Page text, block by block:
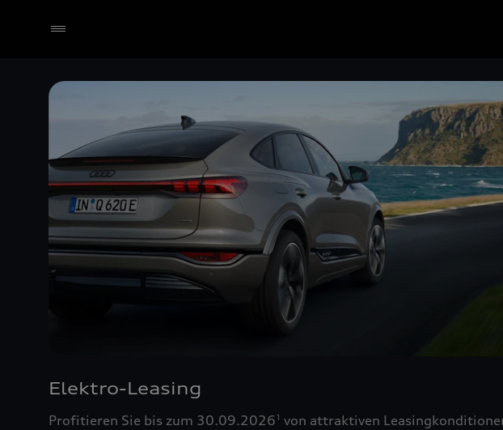
Elektro-Leasing
Profitieren Sie bis zum 30.09.20261 von attraktiven